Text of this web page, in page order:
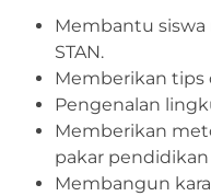
Membantu
STAN.
Memberikan tips
Pengenalan
Memberikan
pakar pendidikan
Membangun